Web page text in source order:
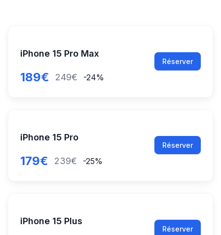
iPhone 15 Pro Max
189€ 249€ -24%
Réserver
iPhone 15 Pro
179€ 239€ -25%
Réserver
iPhone 15 Plus
Réserver